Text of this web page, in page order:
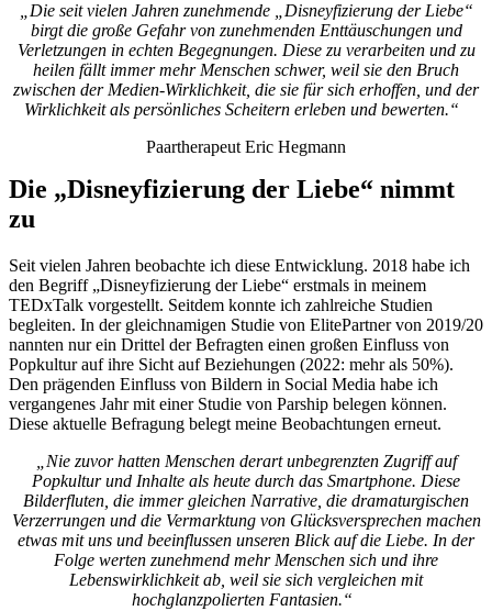
„Die seit vielen Jahren zunehmende „Disneyfizierung der Liebe“
birgt die große Gefahr von zunehmenden Enttäuschungen und
Verletzungen in echten Begegnungen. Diese zu verarbeiten und zu
heilen fällt immer mehr Menschen schwer, weil sie den Bruch
zwischen der Medien-Wirklichkeit, die sie für sich erhoffen, und der
Wirklichkeit als persönliches Scheitern erleben und bewerten.“
Paartherapeut Eric Hegmann
Die „Disneyfizierung der Liebe“ nimmt
zu
Seit vielen Jahren beobachte ich diese Entwicklung. 2018 habe ich
den Begriff „Disneyfizierung der Liebe“ erstmals in meinem
TEDxTalk vorgestellt. Seitdem konnte ich zahlreiche Studien
begleiten. In der gleichnamigen Studie von ElitePartner von 2019/20
nannten nur ein Drittel der Befragten einen großen Einfluss von
Popkultur auf ihre Sicht auf Beziehungen (2022: mehr als 50%).
Den prägenden Einfluss von Bildern in Social Media habe ich
vergangenes Jahr mit einer Studie von Parship belegen können.
Diese aktuelle Befragung belegt meine Beobachtungen erneut.
„Nie zuvor hatten Menschen derart unbegrenzten Zugriff auf
Popkultur und Inhalte als heute durch das Smartphone. Diese
Bilderfluten, die immer gleichen Narrative, die dramaturgischen
Verzerrungen und die Vermarktung von Glücksversprechen machen
etwas mit uns und beeinflussen unseren Blick auf die Liebe. In der
Folge werten zunehmend mehr Menschen sich und ihre
Lebenswirklichkeit ab, weil sie sich vergleichen mit
hochglanzpolierten Fantasien.“